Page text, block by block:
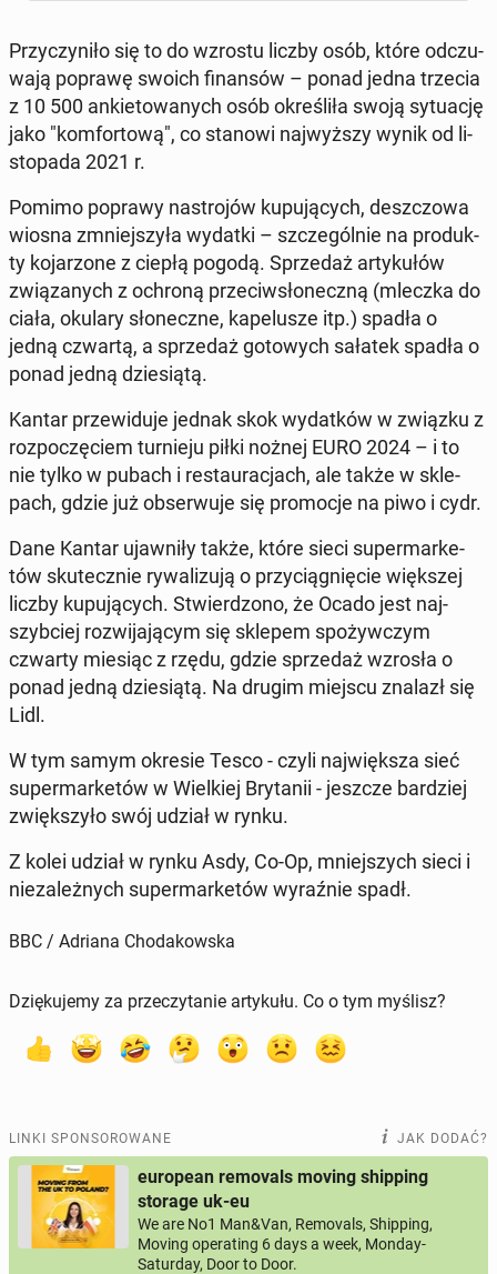
Przy­czy­ni­ło się to do wzrostu liczby osób, które od­czu­
wa­ją poprawę swoich fi­nan­sów – ponad jedna trzecia
z 10 500 an­kie­to­wa­nych osób okre­śli­ła swoją sy­tu­ację
jako "kom­for­to­wą", co stanowi naj­wyż­szy wynik od li­
sto­pa­da 2021 r.
Pomimo poprawy na­stro­jów ku­pu­ją­cych, desz­czo­wa
wiosna zmniej­szy­ła wydatki – szcze­gól­nie na pro­duk­
ty ko­ja­rzo­ne z ciepłą pogodą. Sprze­daż ar­ty­ku­łów
zwią­za­nych z ochroną prze­ciw­sło­necz­ną (mleczka do
ciała, okulary sło­necz­ne, ka­pe­lu­sze itp.) spadła o
jedną czwartą, a sprze­daż go­to­wych sałatek spadła o
ponad jedną dzie­sią­tą.
Kantar prze­wi­du­je jednak skok wy­dat­ków w związku z
roz­po­czę­ciem tur­nie­ju piłki nożnej EURO 2024 – i to
nie tylko w pubach i re­stau­ra­cjach, ale także w skle­
pach, gdzie już ob­ser­wu­je się pro­mo­cje na piwo i cydr.
Dane Kantar ujaw­ni­ły także, które sieci su­per­mar­ke­
tów sku­tecz­nie ry­wa­li­zu­ją o przy­cią­gnię­cie więk­szej
liczby ku­pu­ją­cych. Stwier­dzo­no, że Ocado jest naj­
szyb­ciej roz­wi­ja­ją­cym się sklepem spo­żyw­czym
czwarty miesiąc z rzędu, gdzie sprze­daż wzrosła o
ponad jedną dzie­sią­tą. Na drugim miejscu znalazł się
Lidl.
W tym samym okresie Tesco - czyli naj­więk­sza sieć
su­per­mar­ke­tów w Wiel­kiej Bry­ta­nii - jeszcze bar­dziej
zwięk­szy­ło swój udział w rynku.
Z kolei udział w rynku Asdy, Co-Op, mniej­szych sieci i
nie­za­leż­nych su­per­mar­ke­tów wy­raź­nie spadł.
BBC / Adriana Chodakowska
Dziękujemy za przeczytanie artykułu. Co o tym myślisz?
LINKI SPONSOROWANE JAK DODAĆ?
european removals moving shipping
storage uk-eu
We are No1 Man&Van, Removals, Shipping,
Moving operating 6 days a week, Monday-
Saturday, Door to Door.